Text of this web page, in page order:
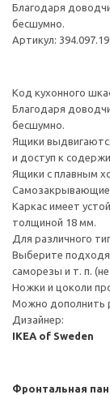
Благодаря
бесшумно.
Артикул: 394.097.19
Код кухонного
Благодаря
бесшумно.
Ящики
и доступ к
Ящики с плавным
Каркас имеет
толщиной 18 мм.
Для различного
Выберите
саморезы и т. п.
Ножки и цоколи
Можно дополнить
Дизайнер:
IKEA of Sweden
Фронтальная